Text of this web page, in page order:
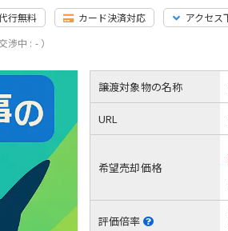
行無料 カード決済対応 アクセス
渉中 : - ）
譲渡対象物の名称
URL
希望売却価格
評価倍率